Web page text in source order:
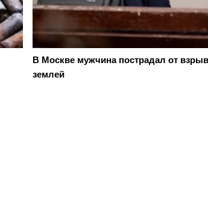
В Москве мужчина пострадал от
землей